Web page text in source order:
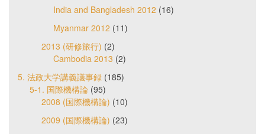
India and Bangladesh 2012 (16)
Myanmar 2012 (11)
2013 (研修旅行) (2)
Cambodia 2013 (2)
5. 法政大学講義議事録 (185)
5-1. 国際機構論 (95)
2008 (国際機構論) (10)
2009 (国際機構論) (23)